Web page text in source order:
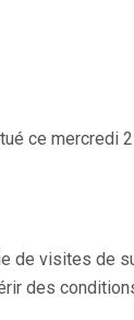
ce mercredi
de visites de
des